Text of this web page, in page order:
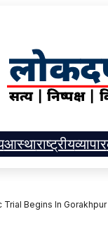
आस्थाराष्ट्रीयव्यापार
Trial Begins In